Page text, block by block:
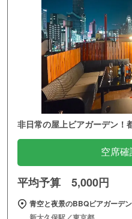
非日常の屋上ビアガーデン！
空席確
平均予算 5,000円
青空と夜景のBBQビアガーデ